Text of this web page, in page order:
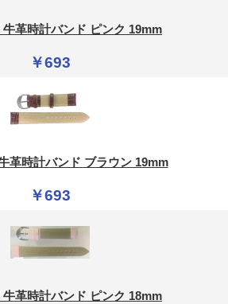
革時計バンド ピンク 19mm
￥693
革時計バンド ブラウン 19mm
￥693
革時計バンド ピンク 18mm